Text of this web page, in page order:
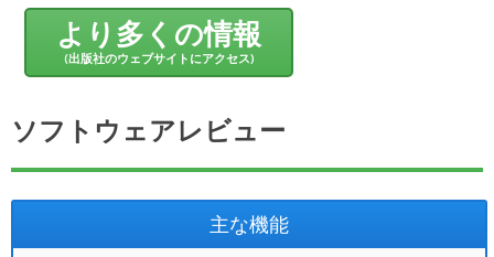
より多くの情報
(出版社のウェブサイトにアクセス)
ソフトウェアレビュー
主な機能